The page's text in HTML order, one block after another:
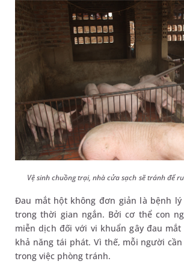
Vệ sinh chuồng trại, nhà cửa sạch sẽ tránh để
Đau mắt hột không đơn giản là bệnh
trong thời gian ngắn. Bởi cơ thể con
miễn dịch đối với vi khuẩn gây đau
khả năng tái phát. Vì thế, mỗi người
trong việc phòng tránh.